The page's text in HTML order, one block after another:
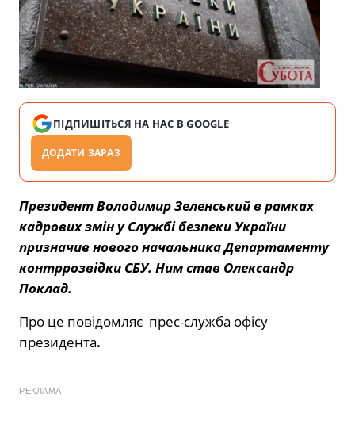
ПІДПИШІТЬСЯ НА НАС В GOOGLE
ДОДАТИ ЗАРАЗ
Президент Володимир Зеленський в рамках
кадрових змін у Службі безпеки України
призначив нового начальника Департаменту
контррозвідки СБУ. Ним став Олександр
Поклад.
Про це повідомляє прес-служба офісу
президента.
РЕКЛАМА